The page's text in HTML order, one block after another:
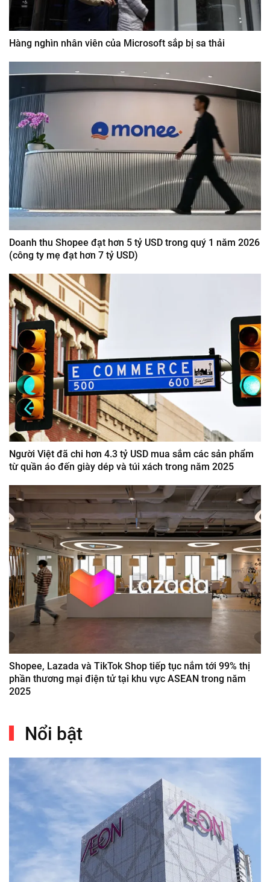
Hàng nghìn nhân viên của Microsoft sắp bị sa thải
Doanh thu Shopee đạt hơn 5 tỷ USD trong quý 1 năm 2026
(công ty mẹ đạt hơn 7 tỷ USD)
Người Việt đã chi hơn 4.3 tỷ USD mua sắm các sản phẩm
từ quần áo đến giày dép và túi xách trong năm 2025
Shopee, Lazada và TikTok Shop tiếp tục nắm tới 99% thị
phần thương mại điện tử tại khu vực ASEAN trong năm
2025
Nổi bật